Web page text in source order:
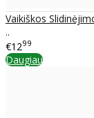
Vaikiškos
..
€1299
Daugiau